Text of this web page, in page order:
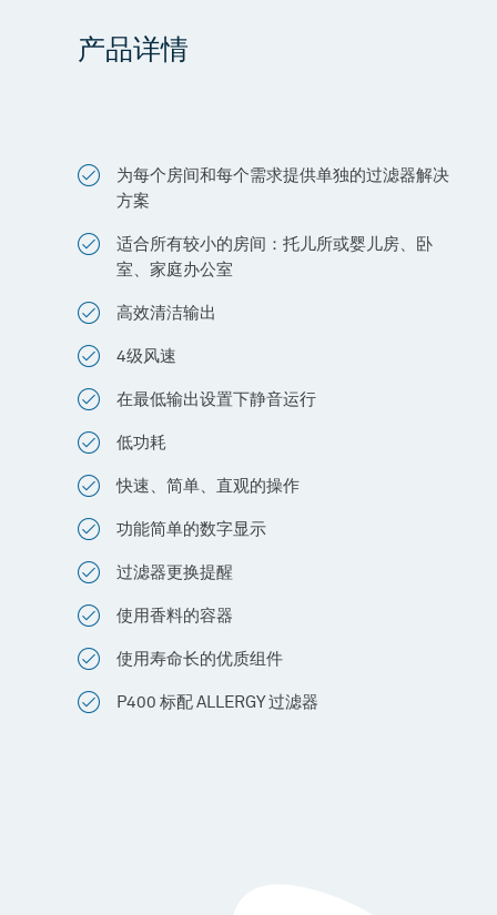
产品详情
为每个房间和每个需求提供单独的过滤器解决
方案
适合所有较小的房间：托儿所或婴儿房、卧
室、家庭办公室
高效清洁输出
4级风速
在最低输出设置下静音运行
低功耗
快速、简单、直观的操作
功能简单的数字显示
过滤器更换提醒
使用香料的容器
使用寿命长的优质组件
P400 标配 ALLERGY 过滤器